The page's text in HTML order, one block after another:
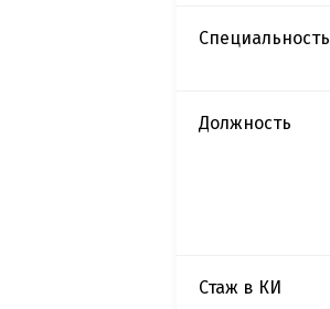
Специальность
Должность
Стаж в КИ